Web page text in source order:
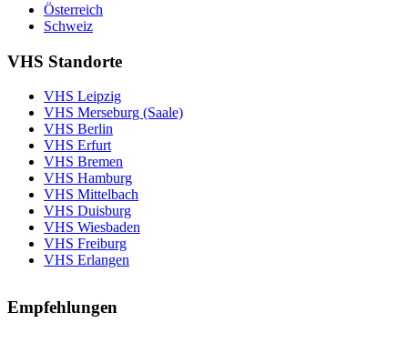
Österreich
Schweiz
VHS Standorte
VHS Leipzig
VHS Merseburg (Saale)
VHS Berlin
VHS Erfurt
VHS Bremen
VHS Hamburg
VHS Mittelbach
VHS Duisburg
VHS Wiesbaden
VHS Freiburg
VHS Erlangen
Empfehlungen